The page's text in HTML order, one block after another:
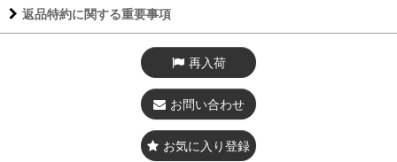
返品特約に関する重要事項
再入荷
お問い合わせ
お気に入り登録